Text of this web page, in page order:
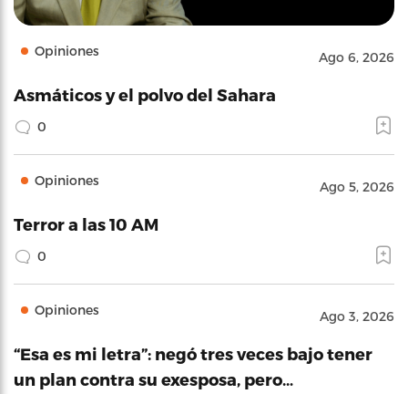
Opiniones Ago 6, 2026
Asmáticos y el polvo del Sahara
0
Opiniones Ago 5, 2026
Terror a las 10 AM
0
Opiniones Ago 3, 2026
“Esa es mi letra”: negó tres veces bajo tener
un plan contra su exesposa, pero…